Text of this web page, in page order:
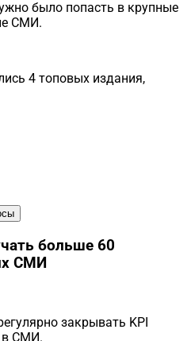
было попасть в крупные
СМИ.
4 топовых издания,
больше 60
СМИ
закрывать KPI
в СМИ.